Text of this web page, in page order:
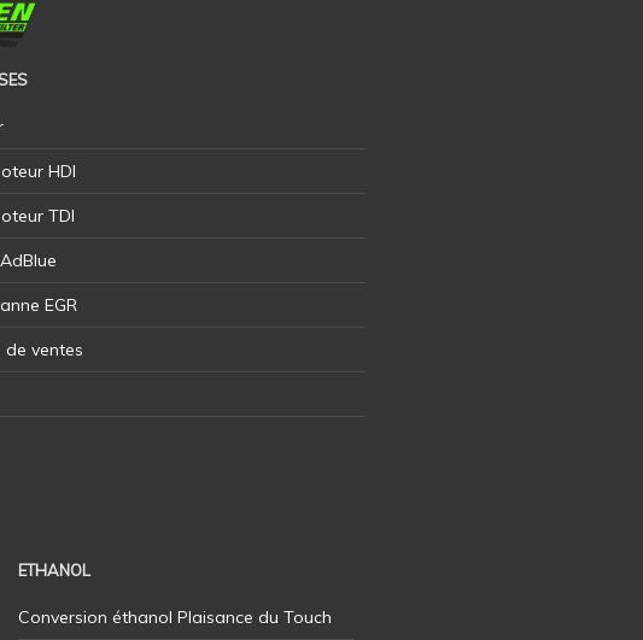
HDI
TDI
EGR
de ventes
ETHANOL
Conversion éthanol Plaisance du Touch